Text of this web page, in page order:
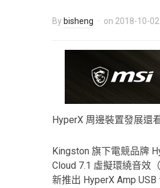
By bisheng on 2018-10-02
HyperX 周邊裝置發展還
Kingston 旗下電競品牌
Cloud 7.1 虛擬環繞音效
新推出 HyperX Amp